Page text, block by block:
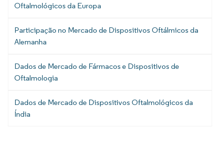
Oftalmológicos da Europa
Participação no Mercado de Dispositivos Oftálmicos da
Alemanha
Dados de Mercado de Fármacos e Dispositivos de
Oftalmologia
Dados de Mercado de Dispositivos Oftalmológicos da
Índia